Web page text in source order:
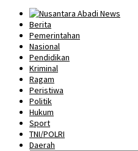
Berita
Pemerintahan
Nasional
Pendidikan
Kriminal
Ragam
Peristiwa
Politik
Hukum
Sport
TNI/POLRI
Daerah